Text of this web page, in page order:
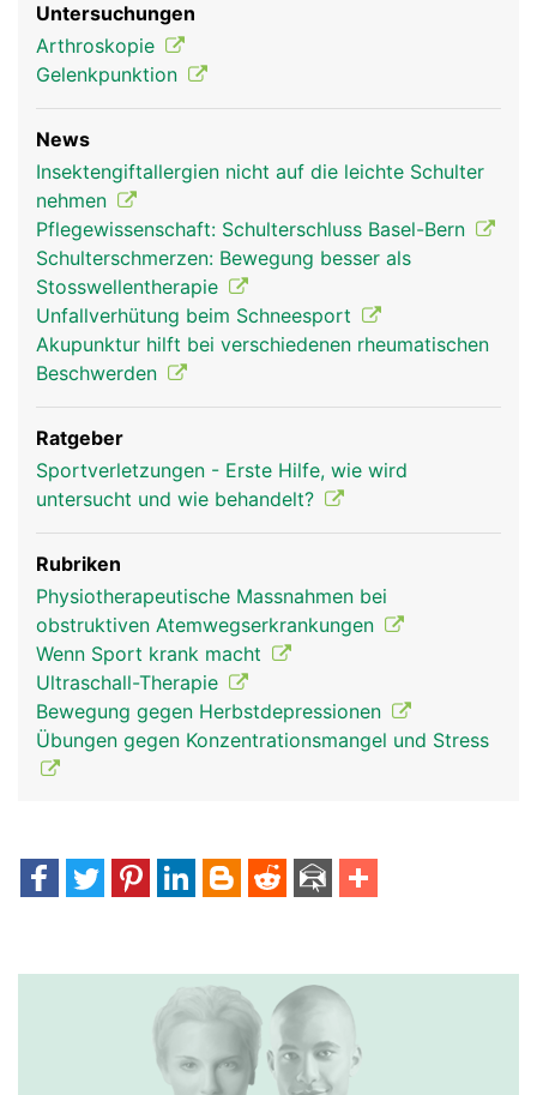
Untersuchungen
Arthroskopie
Gelenkpunktion
News
Insektengiftallergien nicht auf die leichte Schulter
nehmen
Pflegewissenschaft: Schulterschluss Basel-Bern
Schulterschmerzen: Bewegung besser als
Stosswellentherapie
Unfallverhütung beim Schneesport
Akupunktur hilft bei verschiedenen rheumatischen
Beschwerden
Ratgeber
Sportverletzungen - Erste Hilfe, wie wird
untersucht und wie behandelt?
Rubriken
Physiotherapeutische Massnahmen bei
obstruktiven Atemwegserkrankungen
Wenn Sport krank macht
Ultraschall-Therapie
Bewegung gegen Herbstdepressionen
Übungen gegen Konzentrationsmangel und Stress